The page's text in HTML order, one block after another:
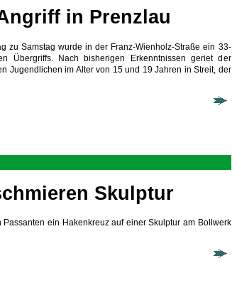
in Prenzlau
zu Samstag wurde in der Franz-Wienholz-Straße ein 33-
Übergriffs. Nach bisherigen Erkenntnissen geriet der
Jugendlichen im Alter von 15 und 19 Jahren in Streit, der
Skulptur
Passanten ein Hakenkreuz auf einer Skulptur am Bollwerk